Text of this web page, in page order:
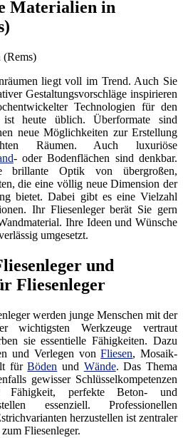
Materialien in
liegt voll im Trend. Auch Sie
Gestaltungsvorschläge inspirieren
Technologien für den
heute üblich. Überformate sind
neue Möglichkeiten zur Erstellung
Räumen. Auch luxuriöse
- oder Bodenflächen sind denkbar.
brillante Optik von übergroßen,
die eine völlig neue Dimension der
bietet. Dabei gibt es eine Vielzahl
Ihr Fliesenleger berät Sie gern
Ihre Ideen und Wünsche
umgesetzt.
und
Fliesenleger
werden junge Menschen mit der
wichtigsten Werkzeuge vertraut
sie essentielle Fähigkeiten. Dazu
und Verlegen vonFliesen, Mosaik-
fürBöden und Wände. Das Thema
gewisser Schlüsselkompetenzen
perfekte Beton- und
essenziell. Professionellen
herzustellen ist zentraler
Fliesenleger.